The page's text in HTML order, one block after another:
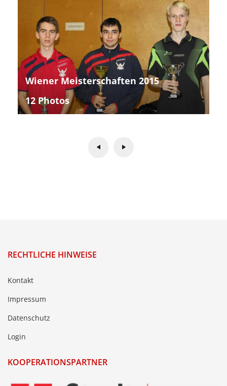
Wiener Meisterschaften 2015
12 Photos
RECHTLICHE HINWEISE
Kontakt
Impressum
Datenschutz
Login
KOOPERATIONSPARTNER